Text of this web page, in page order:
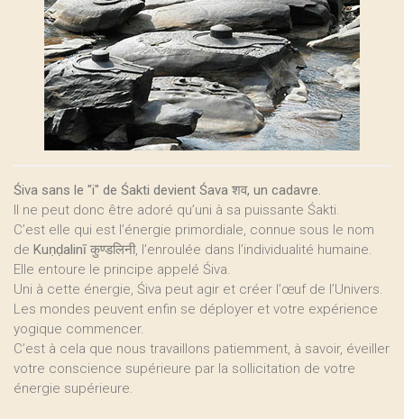
Śiva sans le "i" de Śakti devient Śava शव, un cadavre.
Il ne peut donc être adoré qu’uni à sa puissante Śakti.
C’est elle qui est l’énergie primordiale, connue sous le nom
de Kuṇḍalinīकुण्डलिनी, l’enroulée dans l’individualité humaine.
Elle entoure le principe appelé Śiva.
Uni à cette énergie, Śiva peut agir et créer l’œuf de l’Univers.
Les mondes peuvent enfin se déployer et votre expérience
yogique commencer.
C’est à cela que nous travaillons patiemment, à savoir, éveiller
votre conscience supérieure par la sollicitation de votre
énergie supérieure.